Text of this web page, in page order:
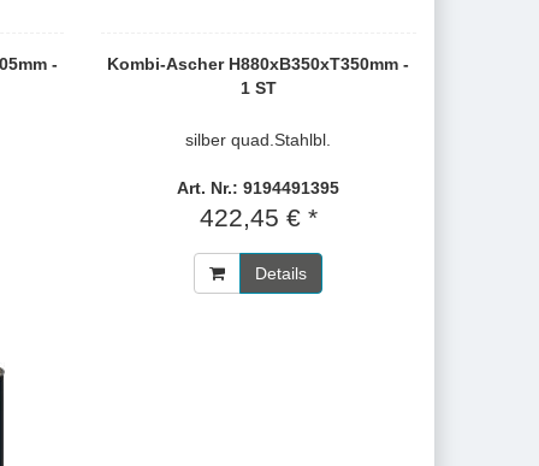
-
Kombi-Ascher H880xB350xT350mm -
1 ST
silber quad.Stahlbl.
Art. Nr.: 9194491395
422,45 € *
Details